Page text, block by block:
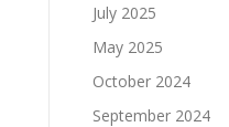
July 2025
May 2025
October 2024
September 2024